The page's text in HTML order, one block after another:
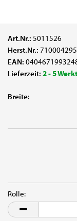
Art.Nr.: 5011526
Herst.Nr.:
EAN:
Lieferzeit: 2 - 5
Breite:
Rolle:
Rolle